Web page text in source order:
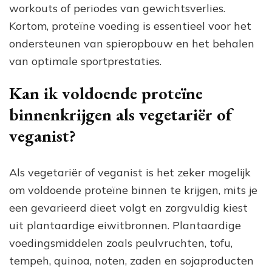
workouts of periodes van gewichtsverlies.
Kortom, proteïne voeding is essentieel voor het
ondersteunen van spieropbouw en het behalen
van optimale sportprestaties.
Kan ik voldoende proteïne
binnenkrijgen als vegetariër of
veganist?
Als vegetariër of veganist is het zeker mogelijk
om voldoende proteïne binnen te krijgen, mits je
een gevarieerd dieet volgt en zorgvuldig kiest
uit plantaardige eiwitbronnen. Plantaardige
voedingsmiddelen zoals peulvruchten, tofu,
tempeh, quinoa, noten, zaden en sojaproducten